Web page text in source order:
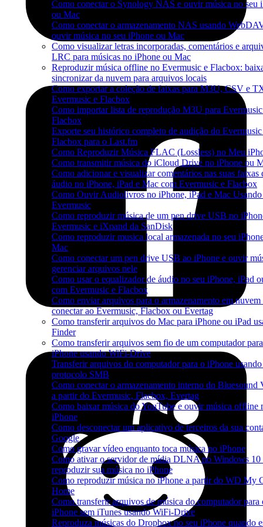
Como conectar o Synology NAS e ouvir música no seu
ou Mac
Como conectar o armazenamento NAS usando
ouvir música no seu iPhone ou Mac
Como visualizar letras incorporadas, comentários e
LRC para músicas no iPhone ou Mac
Reproduzir música offline no Evermusic e Flacbox:
sincronizar da nuvem para arquivos locais
Como exportar a coleção de faixas para M3U, CSV e
Evermusic e Flacbox
Como importar lista de reprodução M3U para
Flacbox
Exporte seu histórico completo de audição do Evermusic
Flacbox para o Last.fm
Como Reproduzir Música FLAC (Lossless) no Meu
Como transmitir música do iCloud Drive no iPhone ou
Como adicionar e visualizar comentários nas suas faixas
áudio no iPhone, iPad e Mac com Evermusic e Flacbox
Como Ouvir Audiolivros no iPhone, iPad e Mac
Evermusic
Como reproduzir música de um pen drive USB no
Evermusic e iXpand da SanDisk
Como reproduzir musica local armazenada no seu
Mac
Como conectar um pen drive USB ao iPhone e ouvir
gerenciar arquivos nele
Como usar o equalizador de áudio no seu iPhone, iPad
com Evermusic e Flacbox
Como enviar arquivos para o armazenamento em nuvem
conectar ao Evermusic, Flacbox ou Evertag
Como transferir arquivos do Mac para iPhone ou iPad
Finder
Como transferir arquivos sem fio de um computador
iPhone usando WiFi-Drive
Transferir arquivos do computador para o iPhone
protocolo SMB
Como conectar o armazenamento interno do
a partir do Evermusic, Flacbox, Evertag
Como baixar música do YouTube e ouvir música offline
iPhone
Como desconectar um aplicativo de terceiros da sua
Google
Como gravar vídeo enquanto toca música no iPhone
Como ativar o servidor de mídia DLNA no Windows 10
reproduzir sua música no iPhone
Como reproduzir música no iPhone a partir do WD My
Home
Como transferir arquivos de música do computador para
iPhone sem iTunes usando WiFi-Drive
Reproduza músicas do Dropbox no seu iPhone quando